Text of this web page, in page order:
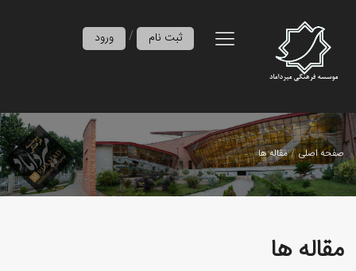
ورود / ثبت نام
صفحه اصلی مقاله ها
مقاله ها